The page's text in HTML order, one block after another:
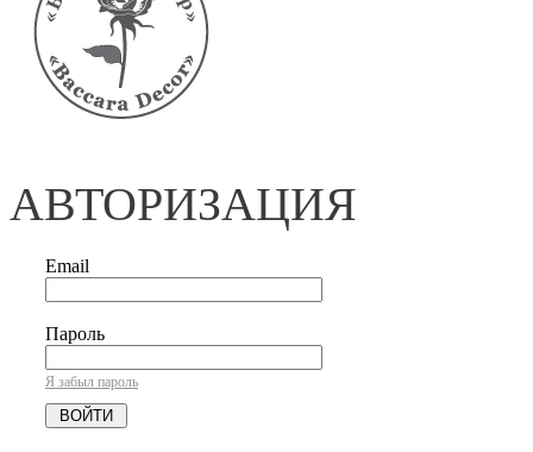
АВТОРИЗАЦИЯ
Email
Пароль
Я забыл пароль